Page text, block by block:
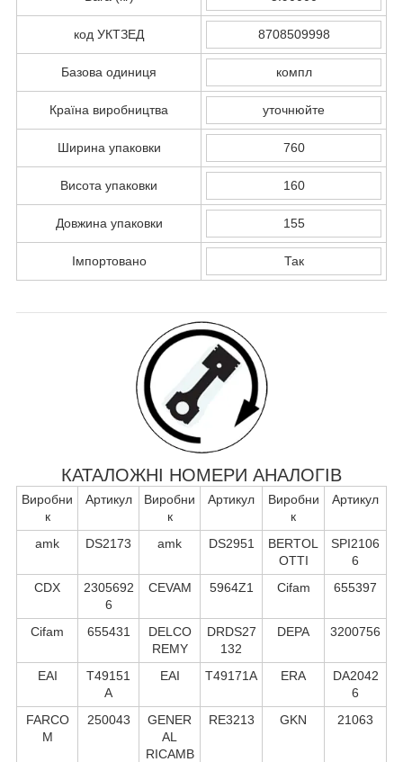
код УКТЗЕД 8708509998
Базова одиниця компл
Країна виробництва уточнюйте
Ширина упаковки 760
Висота упаковки 160
Довжина упаковки 155
Імпортовано Так
КАТАЛОЖНІ НОМЕРИ АНАЛОГІВ
Виробни
к
Артикул
Виробни
к
Артикул
Виробни
к
Артикул
amk DS2173 amk DS2951
BERTOL
OTTI
SPI2106
6
CDX
2305692
6
CEVAM 5964Z1 Cifam 655397
Cifam 655431
DELCO
REMY
DRDS27
132
DEPA 3200756
EAI
T49151
A
EAI T49171A ERA
DA2042
6
FARCO
M
250043
GENER
AL
RICAMB
RE3213 GKN 21063